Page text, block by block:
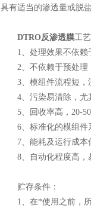
具有适当的渗透量或脱
DTRO反渗透膜工
1、处理效果不依赖
2、不依赖于预处理
3、模组件流程短，流
4、污染易清除，尤
5、回收率高，20-
6、标准化的模组件
7、能耗及运行成本
8、自动化程度高，
贮存条件：
1、在*使用之前，所